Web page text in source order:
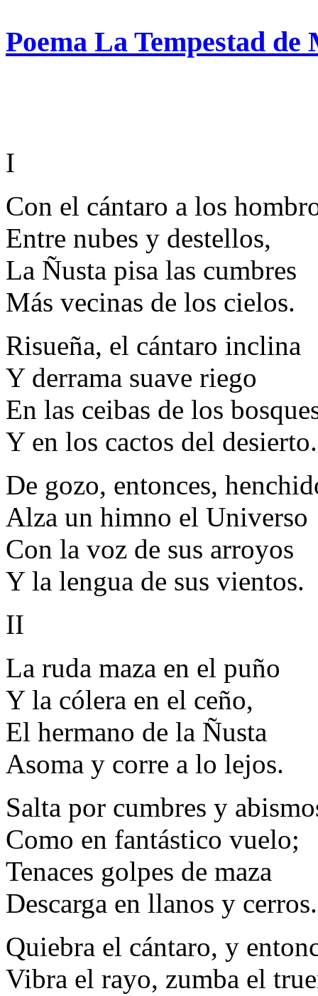
Poema La Tempestad
I
Con el cántaro a los
Entre nubes y destellos,
La Ñusta pisa las cumbres
Más vecinas de los cielos.
Risueña, el cántaro inclina
Y derrama suave riego
En las ceibas de los
Y en los cactos del desierto.
De gozo, entonces,
Alza un himno el Universo
Con la voz de sus arroyos
Y la lengua de sus vientos.
II
La ruda maza en el puño
Y la cólera en el ceño,
El hermano de la Ñusta
Asoma y corre a lo lejos.
Salta por cumbres y
Como en fantástico vuelo;
Tenaces golpes de maza
Descarga en llanos y cerros.
Quiebra el cántaro, y
Vibra el rayo, zumba el